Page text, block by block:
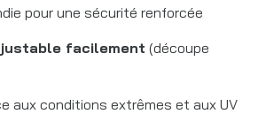
pour une sécurité renforcée
facilement (découpe
aux conditions extrêmes et aux UV